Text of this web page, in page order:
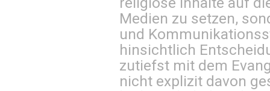
Medien zu setzen,
und
hinsichtlich
zutiefst mit dem
nicht explizit davon